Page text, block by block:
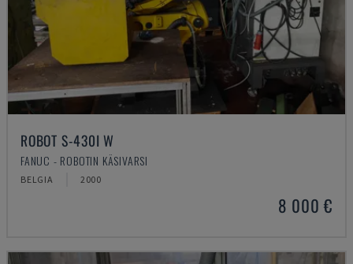
ROBOT S-430I W
FANUC - ROBOTIN KÄSIVARSI
BELGIA 2000
8 000 €